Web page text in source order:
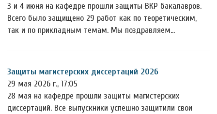
3 и 4 июня на кафедре прошли защиты ВКР бакалавров.
Всего было защищено 29 работ как по теоретическим,
так и по прикладным темам. Мы поздравляем…
Защиты магистерских диссертаций 2026
29 мая 2026 г., 17:05
28 мая на кафедре прошли защиты магистерских
диссертаций. Все выпускники успешно защитили свои